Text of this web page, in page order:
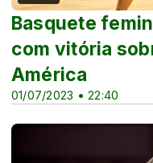
01/07/2023 • 22:40
Basquete
com vitória
América